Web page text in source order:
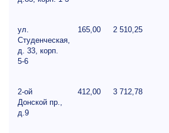
ул.
Студенческая,
д. 33, корп.
5-6
165,00 2 510,25
2-ой
Донской пр.,
д.9
412,00 3 712,78